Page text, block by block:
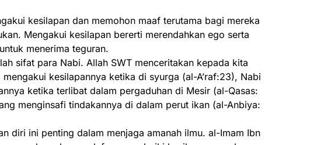
kesilapan dan memohon maaf terutama bagi mereka
Mengakui kesilapan bererti merendahkan ego serta
menerima teguran.
sifat para Nabi. Allah SWT menceritakan kepada kita
kesilapannya ketika di syurga (al-A’raf:23), Nabi
ketika terlibat dalam pergaduhan di Mesir (al-Qasas:
menginsafi tindakannya di dalam perut ikan (al-Anbiya:
diri ini penting dalam menjaga amanah ilmu. al-Imam Ibn